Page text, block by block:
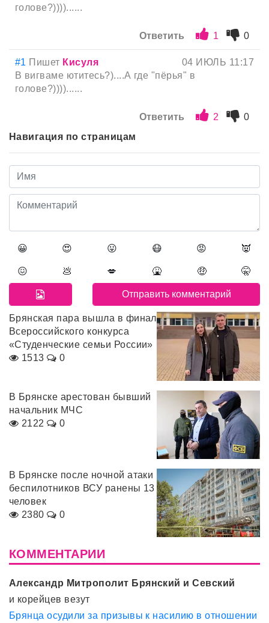
голове?))))......
Ответить 1 0
#1 Пишет Кисуля
04 ИЮЛЬ 11:17
В вигваме ютитесь?)....А где "пёрья" в
голове?))))......
Ответить 2
0
Навигация по страницам
😀 😍 😛 😷 😡 👿
😖 💩 💋 🤮 🤑 🤫
Брянская пара вышла в финал
Всероссийского конкурса
«Студенческие семьи России»
1513
0
В Брянске арестован бывший
начальник МЧС
2122
0
В Брянске после ночной атаки
беспилотников ВСУ ранены 13
человек
2380
0
КОММЕНТАРИИ
Александр Митрополит Брянский и Севский
и корейцев везут
Брянца осудили за призывы к насилию в отношении